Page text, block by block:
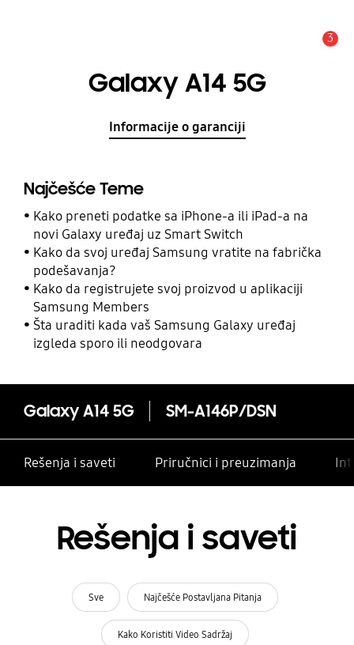
3
Galaxy A14 5G
Informacije o garanciji
Najčešće Teme
Kako preneti podatke sa iPhone-a ili iPad-a na
novi Galaxy uređaj uz Smart Switch
Kako da svoj uređaj Samsung vratite na fabrička
podešavanja?
Kako da registrujete svoj proizvod u aplikaciji
Samsung Members
Šta uraditi kada vaš Samsung Galaxy uređaj
izgleda sporo ili neodgovara
Galaxy A14 5G SM-A146P/DSN
Rešenja i saveti Priručnici i preuzimanja
Rešenja i saveti
Sve Najčešće Postavljana Pitanja
Kako Koristiti Video Sadržaj